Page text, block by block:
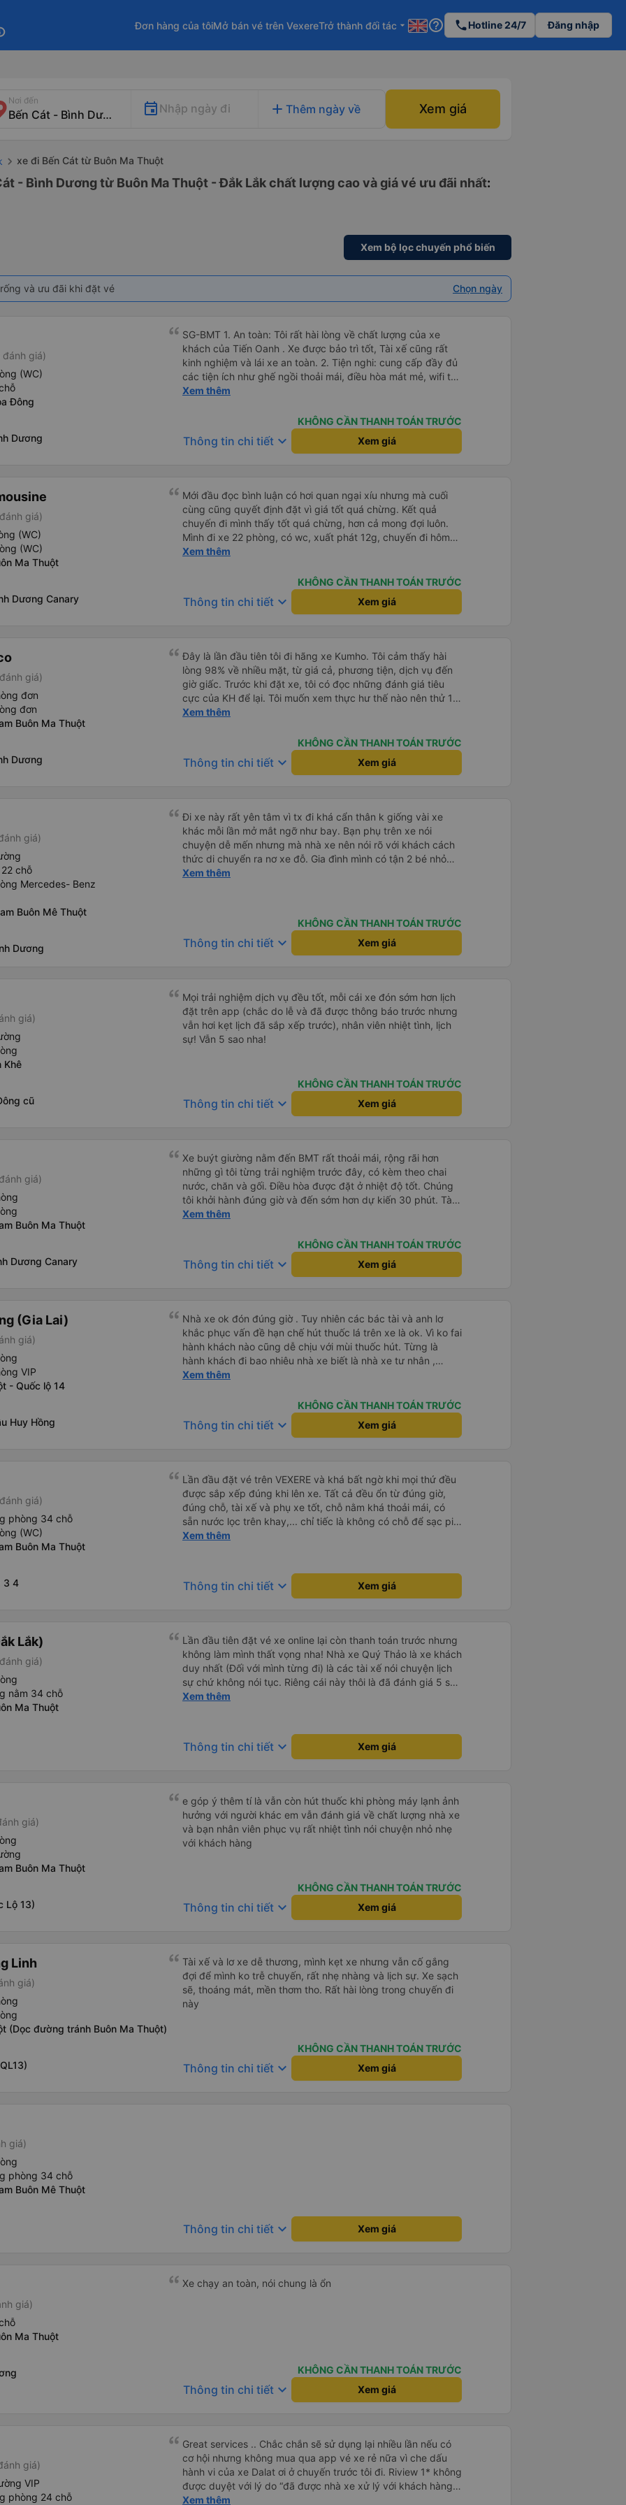
Đơn hàng của tôiMở bán vé trên VexereTrở thành đối tác arrow_drop_down help_outline phoneHotline 24/7 Đăng nhập
Nơi đến
Nhập ngày đi add Thêm ngày về Xem giá
xe đi Bến Cát từ Buôn Ma Thuột
- Bình Dương từ Buôn Ma Thuột - Đắk Lắk chất lượng cao và giá vé ưu đãi nhất:
Xem bộ lọc chuyến phổ biến
và ưu đãi khi đặt vé Chọn ngày
đánh giá)
(WC)
Đông
Dương
SG-BMT 1. An toàn: Tôi rất hài lòng về chất lượng của xe
khách của Tiến Oanh . Xe được bảo trì tốt, Tài xế cũng rất
kinh nghiệm và lái xe an toàn. 2. Tiện nghi: cung cấp đầy đủ
các tiện ích như ghế ngồi thoải mái, điều hòa mát mẻ, wifi tốc
độ cao và cổng sạc điện thoại di động. 3. Thời gian và độ
khách rất hợp lý và phù hợp với chất lượng và tiện ích được
cung cấp. 5. Thái độ phục vụ: Nhân viên và tài xế rất nhiệt
họ đáp ứng đầy đủ nhu cầu của tôi và tôi sẽ sử dụng dịch vụ
của họ trong tương lai nếu có cơ hội.
Xem thêm
KHÔNG CẦN THANH TOÁN TRƯỚC
Thông tin chi tiết keyboard_arrow_down Xem giá
giá)
(WC)
(WC)
Ma Thuột
Dương Canary
Mới đầu đọc bình luận có hơi quan ngại xíu nhưng mà cuối
cùng cũng quyết định đặt vì giá tốt quá chừng. Kết quả
chuyến đi mình thấy tốt quá chừng, hơn cả mong đợi luôn.
Mình đi xe 22 phòng, có wc, xuất phát 12g, chuyến đi hôm
qua của mình như thế này: 1. Ưu điểm: - Mấy bạn CSKH kỹ
ngày, dặn dò đủ thứ luôn. - Bác tài và nhân viên xe nói
chuyện rất dễ thương và dễ chịu. - Nhà vệ sinh trên xe sạch
sẽ. - Phòng nằm không phải mới kin kít nhưng rất sạch sẽ,
luôn mà. - Xuất phát đúng giờ và mình đến bến Chu Văn An
lúc 19g30, không phải quá trễ đối với mình. 2. Khuyết điểm: -
Chỉ trung chuyển đến bến xe Đà Lạt trong bán kính 5km,
mình ở hơi xa nên tự ra bến. - Mới đầu mình tưởng có trung
chuyển dìa Mã Lò nhưng nhà xe có xin lỗi và báo lại chỉ dừng
ở Chu Văn An được thôi. Nếu về Mã Lò được thì tiện cho
xe ai cũng dễ thương quá luôn, nên chuyến đi hôm qua của
mình okela lắm, hi vọng nhà xe giữ được phong độ như thế
này, đừng bị sa sút nha.
Xem thêm
KHÔNG CẦN THANH TOÁN TRƯỚC
Thông tin chi tiết keyboard_arrow_down Xem giá
giá)
đơn
đơn
Buôn Ma Thuột
Dương
Đây là lần đầu tiên tôi đi hãng xe Kumho. Tôi cảm thấy hài
lòng 98% về nhiều mặt, từ giá cả, phương tiện, dịch vụ đến
giờ giấc. Trước khi đặt xe, tôi có đọc những đánh giá tiêu
cực của KH để lại. Tôi muốn xem thực hư thế nào nên thử 1
lần cho biết. Có thể do tôi may mắn, tôi đã 0 gặp phải những
như anh phụ xe nhiệt tình, có trách nhiệm đừng nói chuyện
điện thoại quá nhiều và ầm ỉ suốt 1 quảng đường đầu. Tôi sẽ
tiếp tục ủng hộ nhà xe. Hy vọng lần sau sẽ tốt hơn. Chân
Xem thêm
KHÔNG CẦN THANH TOÁN TRƯỚC
Thông tin chi tiết keyboard_arrow_down Xem giá
giá)
chỗ
Mercedes- Benz
Buôn Mê Thuột
Dương
Đi xe này rất yên tâm vì tx đi khá cẩn thân k giống vài xe
khác mỗi lần mở mắt ngỡ như bay. Bạn phụ trên xe nói
chuyện dễ mến nhưng mà nhà xe nên nói rõ với khách cách
thức di chuyển ra nơ xe đỗ. Gia đình mình có tận 2 bé nhỏ
tay xách nách mang mà mình bị xoay vòng vòng đi bộ đến
Xem thêm
KHÔNG CẦN THANH TOÁN TRƯỚC
Thông tin chi tiết keyboard_arrow_down Xem giá
giá)
Khê
cũ
Mọi trải nghiệm dịch vụ đều tốt, mỗi cái xe đón sớm hơn lịch
đặt trên app (chắc do lễ và đã được thông báo trước nhưng
vẫn hơi kẹt lịch đã sắp xếp trước), nhân viên nhiệt tình, lịch
sự! Vẫn 5 sao nha!
KHÔNG CẦN THANH TOÁN TRƯỚC
Thông tin chi tiết keyboard_arrow_down Xem giá
giá)
Buôn Ma Thuột
Dương Canary
Xe buýt giường nằm đến BMT rất thoải mái, rộng rãi hơn
những gì tôi từng trải nghiệm trước đây, có kèm theo chai
nước, chăn và gối. Điều hòa được đặt ở nhiệt độ tốt. Chúng
tôi khởi hành đúng giờ và đến sớm hơn dự kiến 30 phút. Tài
xế rất tuyệt so với những tài xế khác ở Việt Nam! Không quá
cảm giác lái xe an toàn nên rất dễ ngủ. Tôi rất vui vì đã đặt
qua Vexere và có vị trí xe buýt trên GPS và biển số xe vì tôi
phải tìm kiếm xung quanh bến xe để tìm thấy nó, đây là vấn
Xem thêm
KHÔNG CẦN THANH TOÁN TRƯỚC
Thông tin chi tiết keyboard_arrow_down Xem giá
(Gia Lai)
giá)
VIP
- Quốc lộ 14
Huy Hồng
Nhà xe ok đón đúng giờ . Tuy nhiên các bác tài và anh lơ
khắc phục vấn đề hạn chế hút thuốc lá trên xe là ok. Vì ko fai
hành khách nào cũng dễ chịu với mùi thuốc hút. Từng là
hành khách đi bao nhiêu nhà xe biết là nhà xe tư nhân ,
nhưng hãy theo cách vận hành của Phương Trang Busline, từ
Xem thêm
KHÔNG CẦN THANH TOÁN TRƯỚC
Thông tin chi tiết keyboard_arrow_down Xem giá
giá)
phòng 34 chỗ
(WC)
Buôn Ma Thuột
3 4
Lần đầu đặt vé trên VEXERE và khá bất ngờ khi mọi thứ đều
được sắp xếp đúng khi lên xe. Tất cả đều ổn từ đúng giờ,
đúng chỗ, tài xế và phụ xe tốt, chỗ nằm khá thoải mái, có
sẵn nước lọc trên khay,... chỉ tiếc là không có chỗ để sạc pin
thôi. Nhưng vậy cũng quá ổn rồi!
Xem thêm
Thông tin chi tiết keyboard_arrow_down Xem giá
Lắk)
giá)
nằm 34 chỗ
Ma Thuột
Lần đầu tiên đặt vé xe online lại còn thanh toán trước nhưng
không làm mình thất vọng nha! Nhà xe Quý Thảo là xe khách
duy nhất (Đối với mình từng đi) là các tài xế nói chuyện lịch
sự chứ không nói tục. Riêng cái này thôi là đã đánh giá 5 sao
rồi. Chú tài xế còn uống pepsi rất dễ thương chứ không có
Xem thêm
Thông tin chi tiết keyboard_arrow_down Xem giá
giá)
Buôn Ma Thuột
Lộ 13)
e góp ý thêm tí là vẫn còn hút thuốc khi phòng máy lạnh ảnh
hưởng với người khác em vẫn đánh giá về chất lượng nhà xe
và bạn nhân viên phục vụ rất nhiệt tình nói chuyện nhỏ nhẹ
với khách hàng
KHÔNG CẦN THANH TOÁN TRƯỚC
Thông tin chi tiết keyboard_arrow_down Xem giá
Linh
giá)
(Dọc đường tránh Buôn Ma Thuột)
Tài xế và lơ xe dễ thương, mình kẹt xe nhưng vẫn cố gắng
đợi để mình ko trễ chuyến, rất nhẹ nhàng và lịch sự. Xe sạch
sẽ, thoáng mát, mền thơm tho. Rất hài lòng trong chuyến đi
này
KHÔNG CẦN THANH TOÁN TRƯỚC
Thông tin chi tiết keyboard_arrow_down Xem giá
giá)
phòng 34 chỗ
Buôn Mê Thuột
Thông tin chi tiết keyboard_arrow_down Xem giá
giá)
Ma Thuột
Xe chạy an toàn, nói chung là ổn
KHÔNG CẦN THANH TOÁN TRƯỚC
Thông tin chi tiết keyboard_arrow_down Xem giá
giá)
VIP
phòng 24 chỗ
Great services .. Chắc chắn sẽ sử dụng lại nhiều lần nếu có
cơ hội nhưng không mua qua app vé xe rẻ nữa vì che dấu
hành vi của xe Dalat ơi ở chuyến trước tôi đi. Riview 1* không
được duyệt với lý do “đã được nhà xe xử lý với khách hàng”
trong khi tôi là khách hàng và trải nghiệm của tôi lại nói là đã
Xem thêm